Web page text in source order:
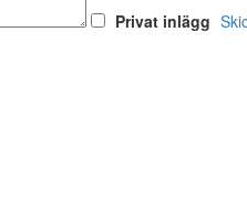
Privat inlägg